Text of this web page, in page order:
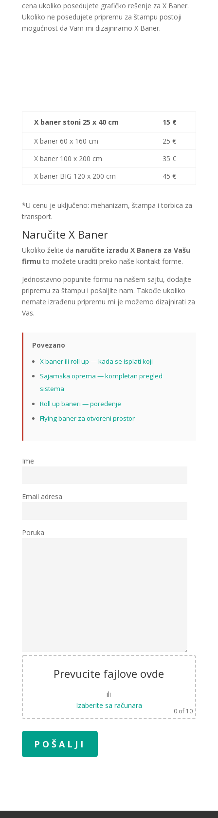
cena ukoliko posedujete grafičko rešenje za X Baner.
Ukoliko ne posedujete pripremu za štampu postoji
mogućnost da Vam mi dizajniramo X Baner.
Ime
Email adresa
Poruka
Prevucite fajlove ovde
ili
Izaberite sa računara
0 of 10
X baner stoni 25 x 40 cm 15 €
X baner 60 x 160 cm
25 €
X baner 100 x 200 cm
35 €
X baner BIG 120 x 200 cm
45 €
*U cenu je uključeno: mehanizam, štampa i torbica za
transport.
Naručite X Baner
Ukoliko želite da naručite izradu X Banera za Vašu
firmu to možete uraditi preko naše kontakt forme.
Jednostavno popunite formu na našem sajtu, dodajte
pripremu za štampu i pošaljite nam. Takođe ukoliko
nemate izrađenu pripremu mi je možemo dizajnirati za
Vas.
Povezano
X baner ili roll up — kada se isplati koji
Sajamska oprema — kompletan pregled
sistema
Roll up baneri — poređenje
Flying baner za otvoreni prostor